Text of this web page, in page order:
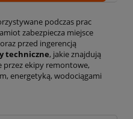
podczas prac
zabezpiecza miejsce
przed ingerencją
techniczne, jakie znajdują
przez ekipy remontowe,
energetyką, wodociągami